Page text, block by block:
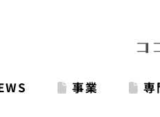
事業 専